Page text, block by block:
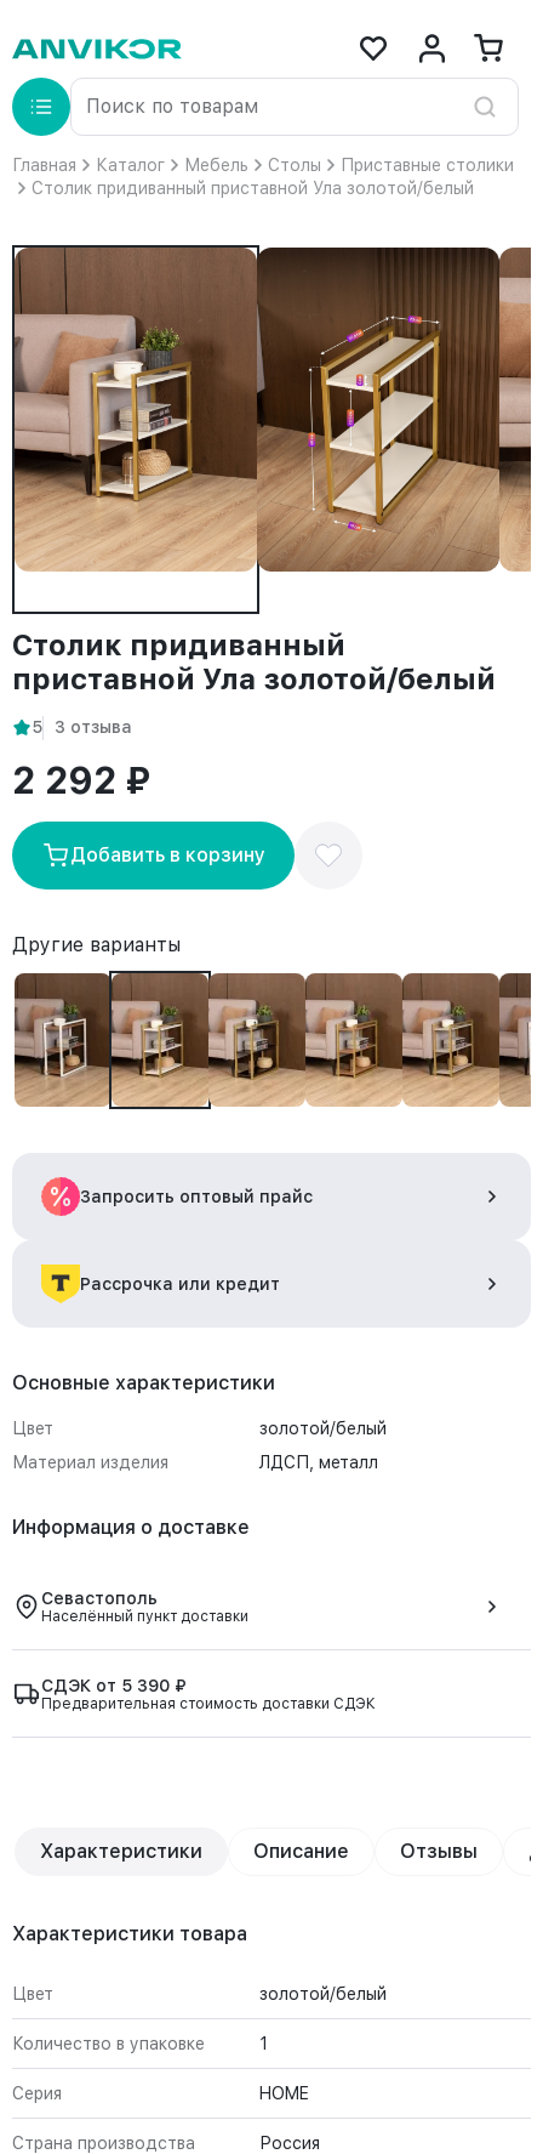
Главная Каталог Мебель Столы
Приставные столики
Столик придиванный приставной Ула золотой/белый
Столик придиванный
приставной Ула золотой/белый
5 3 отзыва
2 292 ₽
Добавить в корзину
Другие варианты
Запросить оптовый прайс
Рассрочка или кредит
Основные характеристики
Цвет
золотой/белый
Материал изделия
ЛДСП, металл
Информация о доставке
Севастополь
Населённый пункт доставки
СДЭК от 5 390 ₽
Предварительная стоимость доставки СДЭК
Характеристики Описание Отзывы
Характеристики товара
Цвет золотой/белый
Количество в упаковке 1
Серия HOME
Страна производства Россия